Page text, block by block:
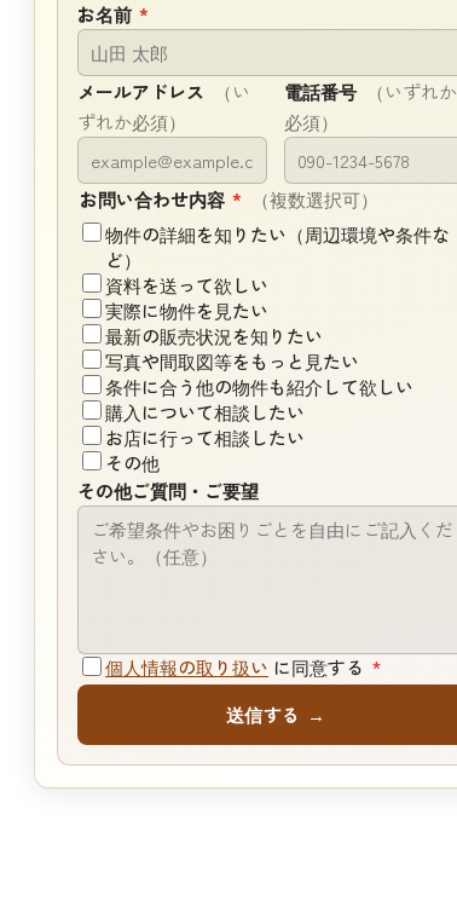
お名前 *
メールアドレス
（い
ずれか必須）
電話番号
（いずれか
必須）
お問い合わせ内容 *
（複数選択可）
物件の詳細を知りたい（周辺環境や条件な
ど）
資料を送って欲しい
実際に物件を見たい
最新の販売状況を知りたい
写真や間取図等をもっと見たい
条件に合う他の物件も紹介して欲しい
購入について相談したい
お店に行って相談したい
その他
その他ご質問・ご要望
個人情報の取り扱い に同意する *
送信する →